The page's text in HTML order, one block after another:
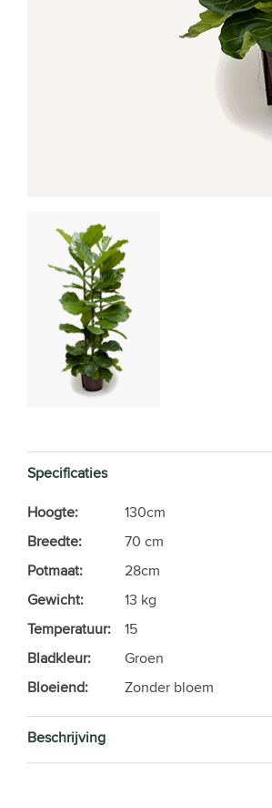
Specificaties
Hoogte:
130cm
Breedte:
70 cm
Potmaat:
28cm
Gewicht:
13 kg
Temperatuur:
15
Bladkleur:
Groen
Bloeiend:
Zonder bloem
Beschrijving